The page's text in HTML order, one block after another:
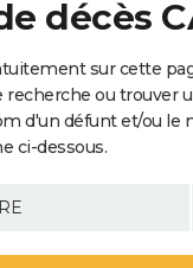
décès
sur cette
recherche ou trouver
d'un défunt et/ou le
ci-dessous.